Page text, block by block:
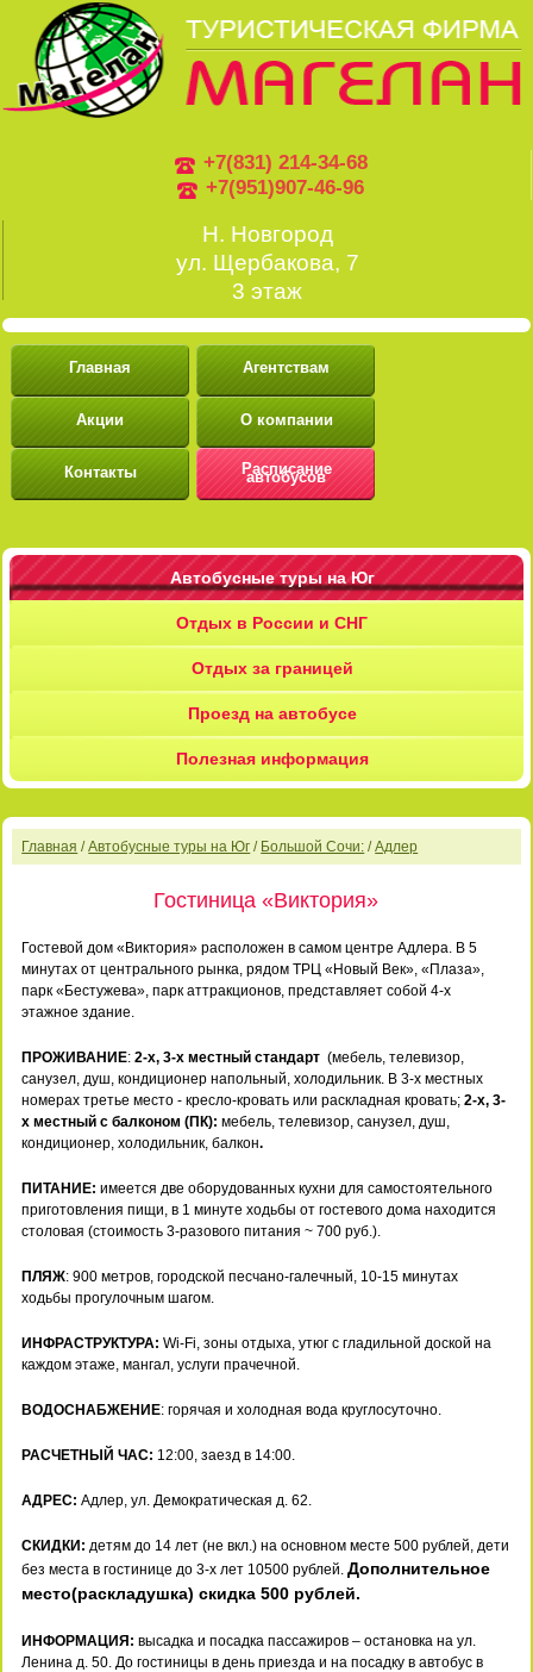
+7(831) 214-34-68
+7(951)907-46-96
Н. Новгород
ул. Щербакова, 7
3 этаж
Главная Агентствам
Акции О компании
Контакты Расписание
автобусов
Автобусные туры на Юг
Отдых в России и СНГ
Отдых за границей
Проезд на автобусе
Полезная информация
Главная /Автобусные туры на Юг / Большой Сочи: /Адлер
Гостиница «Виктория»
Гостевой дом «Виктория» расположен в самом центре Адлера. В 5
минутах от центрального рынка, рядом ТРЦ «Новый Век», «Плаза»,
парк «Бестужева», парк аттракционов, представляет собой 4-х
этажное здание.
ПРОЖИВАНИЕ:2-х, 3-х местный стандарт (мебель, телевизор,
санузел, душ, кондиционер напольный, холодильник. В 3-х местных
номерах третье место - кресло-кровать или раскладная кровать;2-х, 3-
х местный с балконом (ПК):мебель, телевизор, санузел, душ,
кондиционер, холодильник, балкон.
ПИТАНИЕ:имеется две оборудованных кухни для самостоятельного
приготовления пищи, в 1 минуте ходьбы от гостевого дома находится
столовая (стоимость 3-разового питания ~ 700 руб.).
ПЛЯЖ: 900 метров, городской песчано-галечный, 10-15 минутах
ходьбы прогулочным шагом.
ИНФРАСТРУКТУРА: Wi-Fi, зоны отдыха, утюг с гладильной доской на
каждом этаже, мангал, услуги прачечной.
ВОДОСНАБЖЕНИЕ: горячая и холодная вода круглосуточно.
РАСЧЕТНЫЙ ЧАС: 12:00, заезд в 14:00.
АДРЕС:Адлер, ул. Демократическая д. 62.
СКИДКИ:детям до 14 лет (не вкл.) на основном месте 500 рублей, дети
без места в гостинице до 3-х лет 10500 рублей.Дополнительное
место(раскладушка) скидка 500 рублей.
ИНФОРМАЦИЯ: высадка и посадка пассажиров – остановка на ул.
Ленина д. 50. До гостиницы в день приезда и на посадку в автобус в